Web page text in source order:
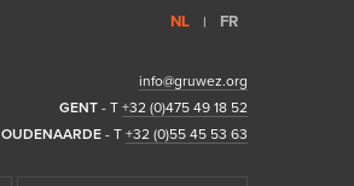
NL | FR
info@gruwez.org
GENT - T +32 (0)475 49 18 52
OUDENAARDE - T +32 (0)55 45 53 63